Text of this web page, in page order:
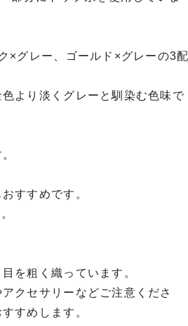
×グレー、ゴールド×グレーの3配
より淡くグレーと馴染む色味で
すすめです。
を粗く織っています。
クセサリーなどご注意くださ
すめします。